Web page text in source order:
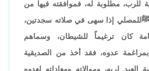
للرب، مطلوبة له، فموافقته فيها من
ﷺللمصلي إذا سهى في صلاته سجدتين،
كان ترغيماً للشيطان، وسماهم
بمراغمة عدوه، فقد أخذ من الصديقية
لربه، وموالاته ومعاداته لعدوه